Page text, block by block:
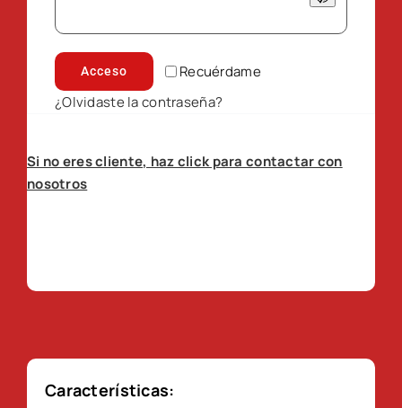
Recuérdame
Acceso
¿Olvidaste la contraseña?
Si no eres cliente, haz click para contactar con
nosotros
Características: